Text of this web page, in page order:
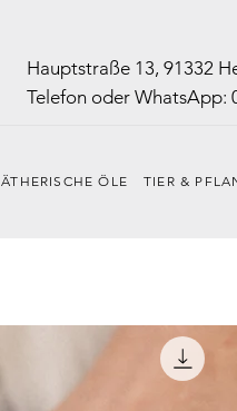
Hauptstraße 13, 91332
Telefon oder WhatsApp:
ÄTHERISCHE ÖLE TIER &